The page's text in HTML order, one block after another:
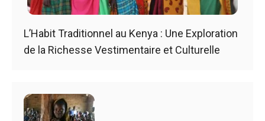
L’Habit Traditionnel au Kenya : Une Exploration
de la Richesse Vestimentaire et Culturelle